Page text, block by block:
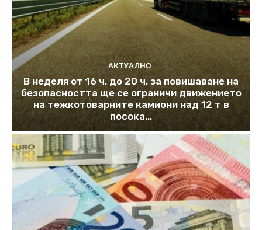
АКТУАЛНО
В неделя от 16 ч. до 20 ч. за повишаване на
безопасността ще се ограничи движението
на тежкотоварните камиони над 12 т в
посока...